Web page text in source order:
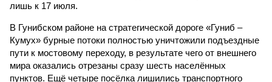
лишь к 17 июля.
В Гунибском районе на стратегической дороге «Гуниб –
Кумух» бурные потоки полностью уничтожили подъездные
пути к мостовому переходу, в результате чего от внешнего
мира оказались отрезаны сразу шесть населённых
пунктов. Ещё четыре посёлка лишились транспортного